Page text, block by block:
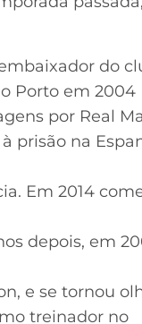
do
Porto em 2004
por Real
prisão na
Em 2014
depois, em
e se tornou
treinador no